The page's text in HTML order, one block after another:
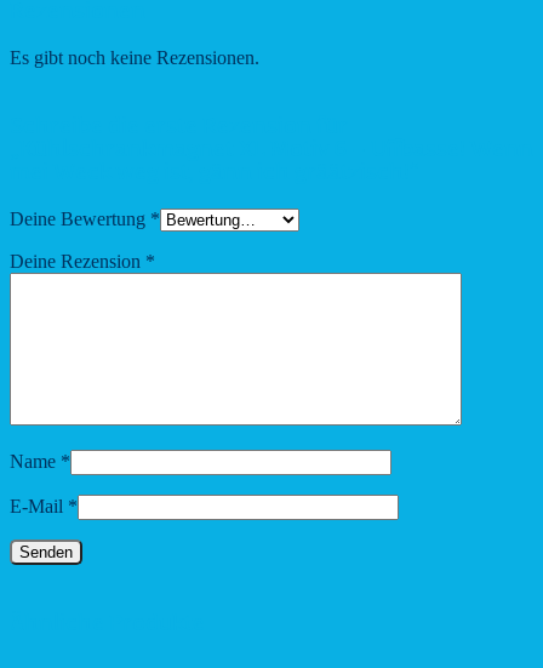
Es gibt noch keine Rezensionen.
Deine Bewertung *
Deine Rezension *
Name *
E-Mail *